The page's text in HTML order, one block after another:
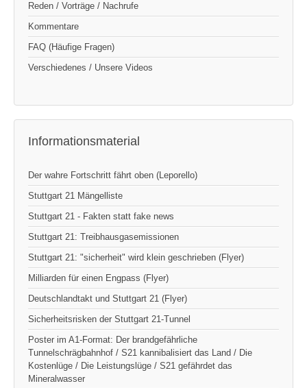
Reden / Vorträge / Nachrufe
Kommentare
FAQ (Häufige Fragen)
Verschiedenes / Unsere Videos
Informationsmaterial
Der wahre Fortschritt fährt oben (Leporello)
Stuttgart 21 Mängelliste
Stuttgart 21 - Fakten statt fake news
Stuttgart 21: Treibhausgasemissionen
Stuttgart 21: "sicherheit" wird klein geschrieben (Flyer)
Milliarden für einen Engpass (Flyer)
Deutschlandtakt und Stuttgart 21 (Flyer)
Sicherheitsrisken der Stuttgart 21-Tunnel
Poster im A1-Format: Der brandgefährliche
Tunnelschrägbahnhof / S21 kannibalisiert das Land / Die
Kostenlüge / Die Leistungslüge / S21 gefährdet das
Mineralwasser